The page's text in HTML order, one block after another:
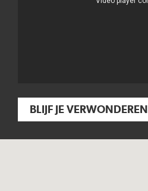
BLIJF JE VERWONDEREN